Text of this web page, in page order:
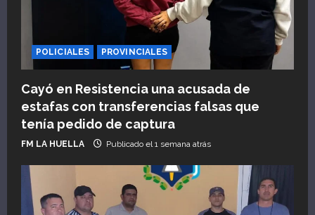
e
e
n
t
r
a
d
POLICIALES PROVINCIALES
Cayó en Resistencia una acusada de
estafas con transferencias falsas que
tenía pedido de captura
FM LA HUELLA Publicado el 1 semana atrás